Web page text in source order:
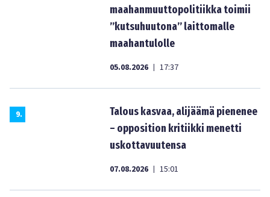
maahanmuuttopolitiikka toimii
”kutsuhuutona” laittomalle
maahantulolle
05.08.2026 | 17:37
9.
Talous kasvaa, alijäämä pienenee
– opposition kritiikki menetti
uskottavuutensa
07.08.2026 | 15:01